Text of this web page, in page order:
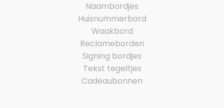
Naambordjes
Huisnummerbord
Waakbord
Reclameborden
Signing bordjes
Tekst tegeltjes
Cadeaubonnen